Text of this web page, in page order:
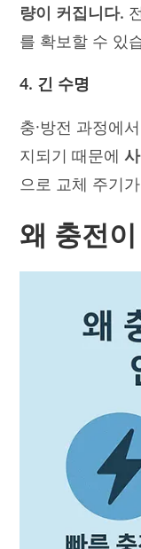
량이 커집니다.
를 확보할 수 있
4. 긴 수명
충·방전 과정에
지되기 때문에
으로 교체 주기
왜 충전